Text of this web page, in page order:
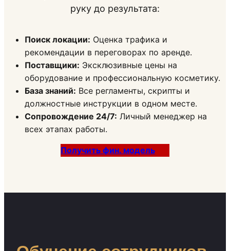
руку до результата:
Поиск локации: Оценка трафика и
рекомендации в переговорах по аренде.
Поставщики: Эксклюзивные цены на
оборудование и профессиональную косметику.
База знаний: Все регламенты, скрипты и
должностные инструкции в одном месте.
Сопровождение 24/7: Личный менеджер на
всех этапах работы.
Получить фин. модель